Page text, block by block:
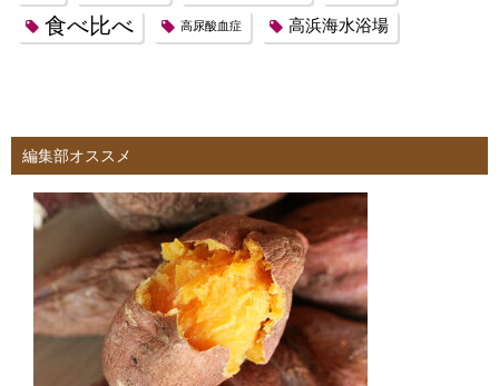
食べ比べ 高尿酸血症 高浜海水浴場
編集部オススメ